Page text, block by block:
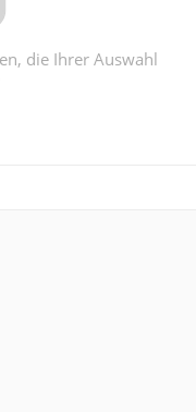
die Ihrer Auswahl